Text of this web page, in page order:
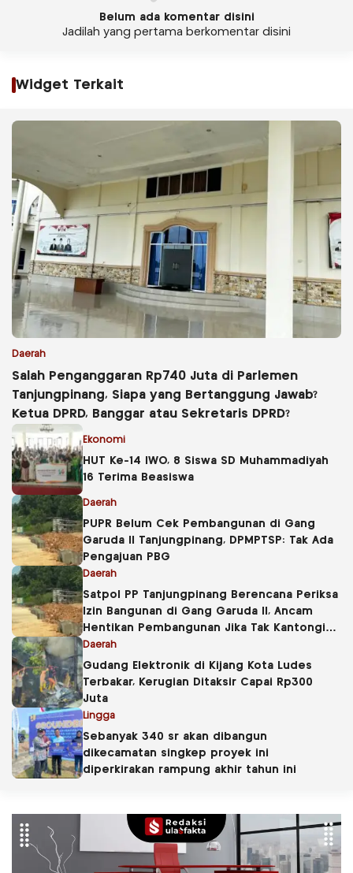
Belum ada komentar disini
Jadilah yang pertama berkomentar disini
Widget Terkait
Daerah
Salah Penganggaran Rp740 Juta di Parlemen
Tanjungpinang, Siapa yang Bertanggung Jawab?
Ketua DPRD, Banggar atau Sekretaris DPRD?
Ekonomi
HUT Ke-14 IWO, 8 Siswa SD Muhammadiyah
16 Terima Beasiswa
Daerah
PUPR Belum Cek Pembangunan di Gang
Garuda II Tanjungpinang, DPMPTSP: Tak Ada
Pengajuan PBG
Daerah
Satpol PP Tanjungpinang Berencana Periksa
Izin Bangunan di Gang Garuda II, Ancam
Hentikan Pembangunan Jika Tak Kantongi
PBG
Daerah
Gudang Elektronik di Kijang Kota Ludes
Terbakar, Kerugian Ditaksir Capai Rp300
Juta
Lingga
Sebanyak 340 sr akan dibangun
dikecamatan singkep proyek ini
diperkirakan rampung akhir tahun ini